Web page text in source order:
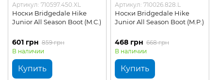
Артикул: 710597.450.XL
Носки Bridgedale Hike
Junior All Season Boot (M.C.)
601 грн 859 грн
В наличии
Купить
Артикул: 710026.828.L
Носки Bridgedale Hike
Junior All Season Boot (M.P.)
468 грн 668 грн
В наличии
Купить